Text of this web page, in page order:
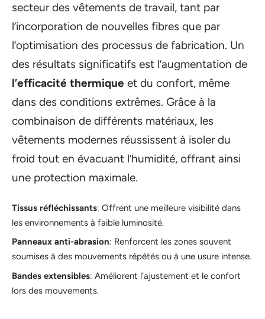
secteur des vêtements de travail, tant par
l’incorporation de nouvelles fibres que par
l’optimisation des processus de fabrication. Un
des résultats significatifs est l’augmentation de
l’efficacité thermique et du confort, même
dans des conditions extrêmes. Grâce à la
combinaison de différents matériaux, les
vêtements modernes réussissent à isoler du
froid tout en évacuant l’humidité, offrant ainsi
une protection maximale.
Tissus réfléchissants: Offrent une meilleure visibilité dans
les environnements à faible luminosité.
Panneaux anti-abrasion: Renforcent les zones souvent
soumises à des mouvements répétés ou à une usure intense.
Bandes extensibles: Améliorent l’ajustement et le confort
lors des mouvements.